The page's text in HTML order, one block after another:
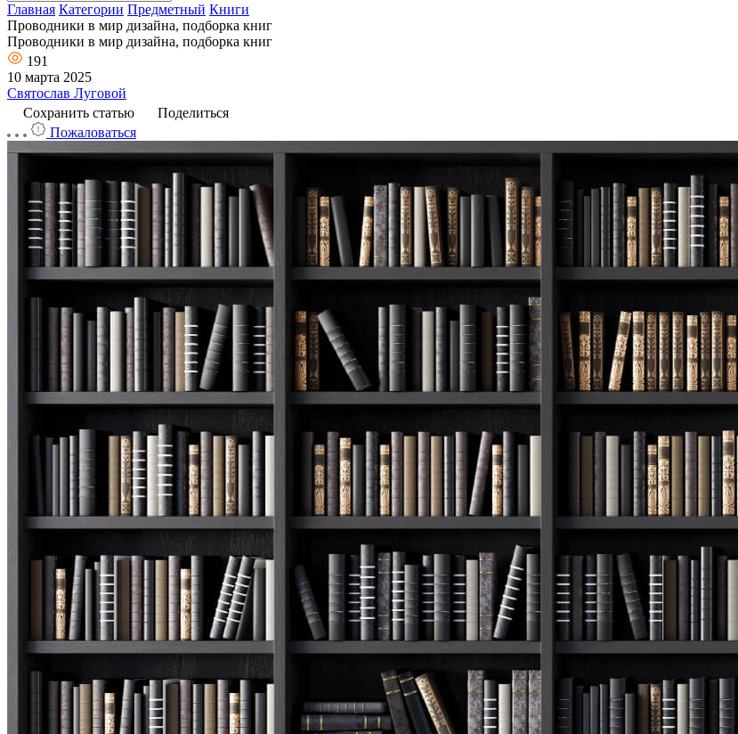
Главная Категории Предметный Книги
Проводники в мир дизайна, подборка книг
Проводники в мир дизайна, подборка книг
191
10 марта 2025
Святослав Луговой
Сохранить статью
Поделиться
Пожаловаться